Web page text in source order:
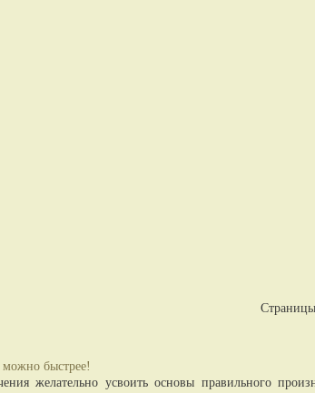
быстрее!
желательно усвоить основы правильного